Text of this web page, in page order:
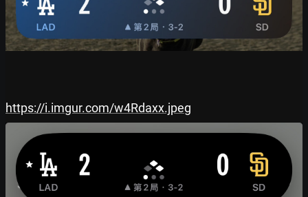
https://i.imgur.com/w4Rdaxx.jpeg